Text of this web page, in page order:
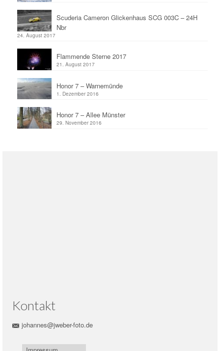
Scuderia Cameron Glickenhaus SCG 003C – 24H
Nbr
24. August 2017
Flammende Sterne 2017
21. August 2017
Honor 7 – Warnemünde
1. Dezember 2016
Honor 7 – Allee Münster
29. November 2016
Kontakt
johannes@jweber-foto.de